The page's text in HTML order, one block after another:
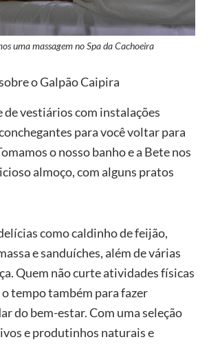
uma massagem no Spa da Cachoeira
o Galpão Caipira
de vestiários com instalações
para você voltar para
o nosso banho e a Bete nos
almoço, com alguns pratos
como caldinho de feijão,
e sanduíches, além de várias
Quem não curte atividades físicas
tempo também para fazer
do bem-estar. Com uma seleção
e produtinhos naturais e